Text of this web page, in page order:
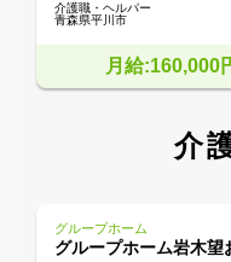
介護職・ヘルパー
青森県平川市
月給:160,000
介
グループホーム
グループホーム岩木望